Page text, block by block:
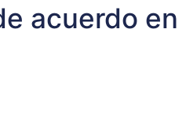
acuerdo en